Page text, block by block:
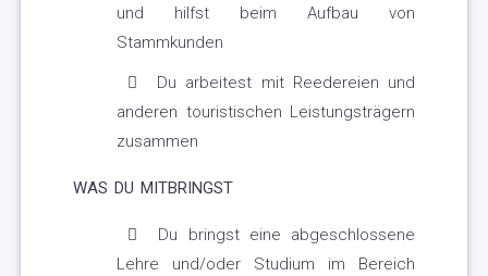
und hilfst beim Aufbau von
Stammkunden
Du arbeitest mit Reedereien und
anderen touristischen Leistungsträgern
zusammen
WAS DU MITBRINGST
Du bringst eine abgeschlossene
Lehre und/oder Studium im Bereich